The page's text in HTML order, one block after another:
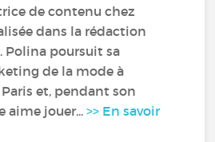
de contenu chez
dans la rédaction
Polina poursuit sa
de la mode à
et, pendant son
aime jouer...>> En savoir